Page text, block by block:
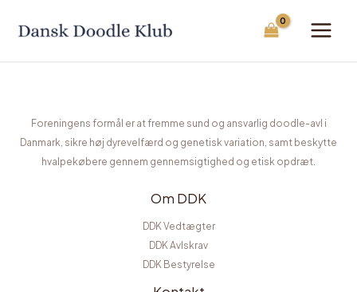
Foreningens formål er at fremme sund og ansvarlig doodle-avl i
Danmark, sikre høj dyrevelfærd og genetisk variation, samt beskytte
hvalpekøbere gennem gennemsigtighed og etisk opdræt.
Om DDK
DDK Vedtægter
DDK Avlskrav
DDK Bestyrelse